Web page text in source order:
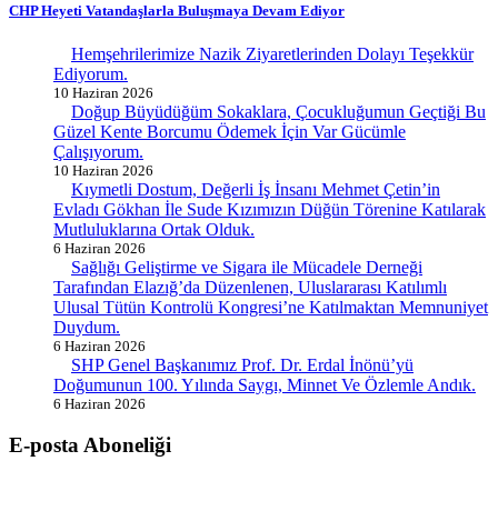
CHP Heyeti Vatandaşlarla Buluşmaya Devam Ediyor
Hemşehrilerimize Nazik Ziyaretlerinden Dolayı Teşekkür
Ediyorum.
10 Haziran 2026
Doğup Büyüdüğüm Sokaklara, Çocukluğumun Geçtiği Bu
Güzel Kente Borcumu Ödemek İçin Var Gücümle
Çalışıyorum.
10 Haziran 2026
Kıymetli Dostum, Değerli İş İnsanı Mehmet Çetin’in
Evladı Gökhan İle Sude Kızımızın Düğün Törenine Katılarak
Mutluluklarına Ortak Olduk.
6 Haziran 2026
Sağlığı Geliştirme ve Sigara ile Mücadele Derneği
Tarafından Elazığ’da Düzenlenen, Uluslararası Katılımlı
Ulusal Tütün Kontrolü Kongresi’ne Katılmaktan Memnuniyet
Duydum.
6 Haziran 2026
SHP Genel Başkanımız Prof. Dr. Erdal İnönü’yü
Doğumunun 100. Yılında Saygı, Minnet Ve Özlemle Andık.
6 Haziran 2026
E-posta Aboneliği